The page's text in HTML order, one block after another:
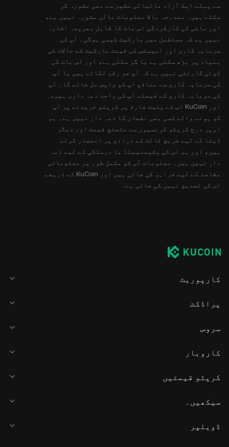
سے پہلے ایک آزاد مالیاتی مشیر سے بھی مشورہ کر
سکتے ہیں۔ مندرجہ بالا معلومات مالی مشورہ نہیں ہے،
اور ماضی کی کارکردگی اس بات کا قابل بھروسہ اشارہ
نہیں ہے کہ مستقبل میں مارکیٹ کیسی ہوگی۔ آپ کی
سرمایہ کاری اور اسیسٹس کی قیمت مارکیٹ کے حالات کی
بنیاد پر بڑھ سکتی ہے یا گر سکتی ہے، اور اس بات کی
کوئی گارنٹی نہیں ہے کہ آپ جو رقم لگاتے ہیں یا آپ
کی سرمایہ کاری سے منافع آپ کو واپس مل جائے گا۔ آپ
کی سرمایہ کاری کے فیصلے آپ کی واحد ذمہ داری ہیں،
اور KuCoin اس کے پلیٹ فارم پر کرپٹو خریدنے پر آپ
کو ہونے والے کسی بھی نقصان کا ذمہ دار نہیں ہے۔ ہم
اوپر درج کرپٹو کرنسیوں سے متعلق قیمت اور دیگر
ڈیٹا کے لیے فریق ثالث کے ذرائع پر انحصار کرتے
ہیں، اور ہم اس کی وشوسنییتا یا درستگی کے لیے ذمہ
دار نہیں ہیں۔ معلومات آپ کو مکمل طور پر معلوماتی
مقاصد کے لیے فراہم کی جاتی ہیں اور KuCoin کے ذریعے
اس کی تصدیق نہیں کی جاتی ہے۔
کارپوریٹ
پراڈکٹ
سروس
کاروبار
کرپٹو قیمتیں
سیکھیں۔
ڈویلپر